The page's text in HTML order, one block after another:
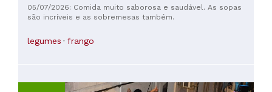
05/07/2026: Comida muito saborosa e saudável. As sopas
são incríveis e as sobremesas também.
legumes frango